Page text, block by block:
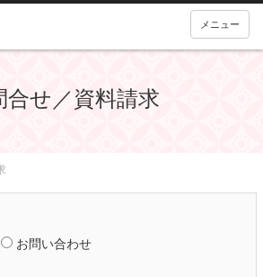
メニュー
合せ／資料請求
お問い合わせ